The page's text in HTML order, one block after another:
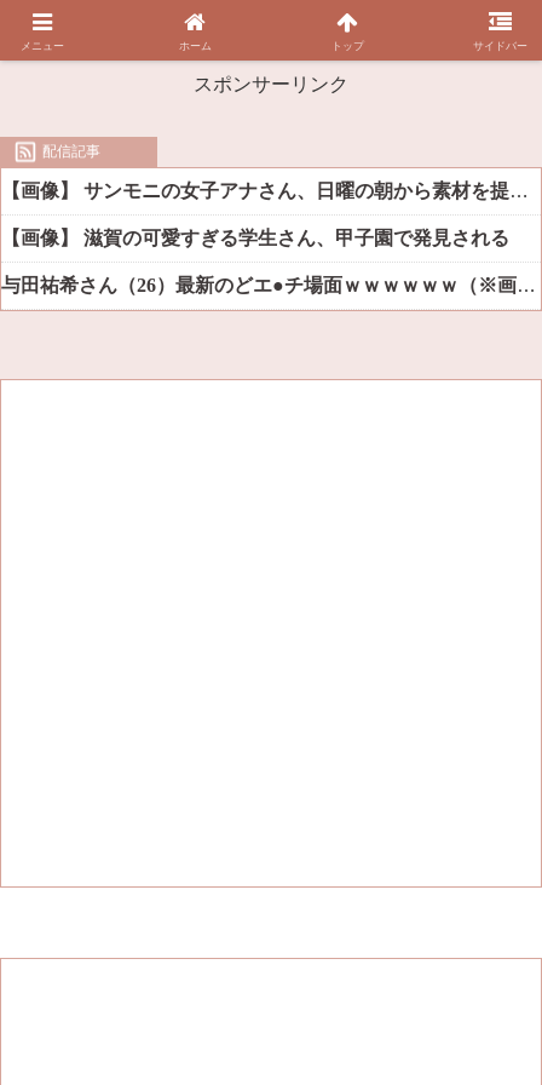
スポンサーリンク
配信記事
【画像】 サンモニの女子アナさん、日曜の朝から素材を提供してしまう
【画像】 滋賀の可愛すぎる学生さん、甲子園で発見される
与田祐希さん（26）最新のどエ●チ場面ｗｗｗｗｗｗ（※画像あり）
メニュー ホーム トップ サイドバー